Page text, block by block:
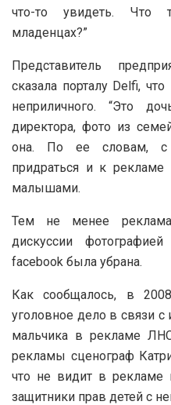
что-то увидеть. Что
младенцах?”
Представитель
сказала порталу Delfi,
неприличного. “Это
директора, фото из
она. По ее словам, с
придраться и к рекламе
малышами.
Тем не менее
дискуссии
facebook была убрана.
Как сообщалось, в
уголовное дело в связи
мальчика в рекламе
рекламы сценограф
что не видит в рекламе
защитники прав детей с